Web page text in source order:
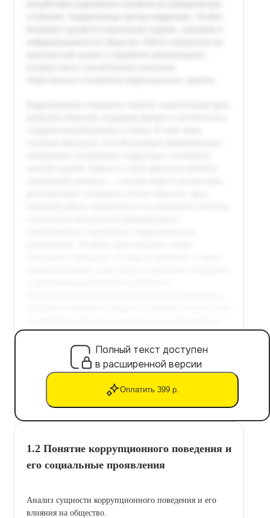
Полный текст доступен
в расширенной версии
Оплатить 399 р.
1.2 Понятие коррупционного поведения и
его социальные проявления
Анализ сущности коррупционного поведения и его
влияния на общество.